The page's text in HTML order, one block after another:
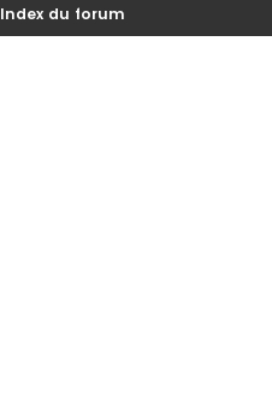
Index du forum